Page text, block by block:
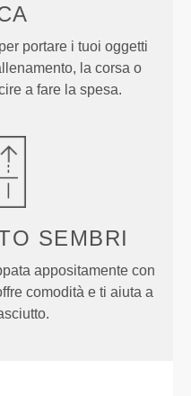
portare i tuoi oggetti
la corsa o
a fare la spesa.
SEMBRI
appositamente con
comodità e ti aiuta a